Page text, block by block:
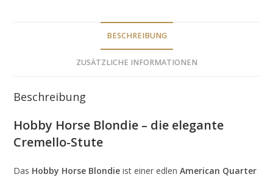
BESCHREIBUNG
ZUSÄTZLICHE INFORMATIONEN
Beschreibung
Hobby Horse Blondie – die elegante
Cremello-Stute
Das Hobby Horse Blondie ist einer edlenAmerican Quarter